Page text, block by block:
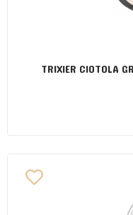
TRIXIER CIOTOLA